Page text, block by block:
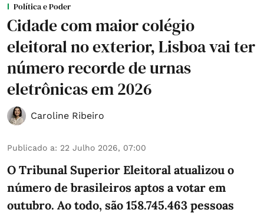
Política e Poder
Cidade com maior colégio
eleitoral no exterior, Lisboa vai ter
número recorde de urnas
eletrônicas em 2026
Caroline Ribeiro
Publicado a: 22 Julho 2026, 07:00
O Tribunal Superior Eleitoral atualizou o
número de brasileiros aptos a votar em
outubro. Ao todo, são 158.745.463 pessoas